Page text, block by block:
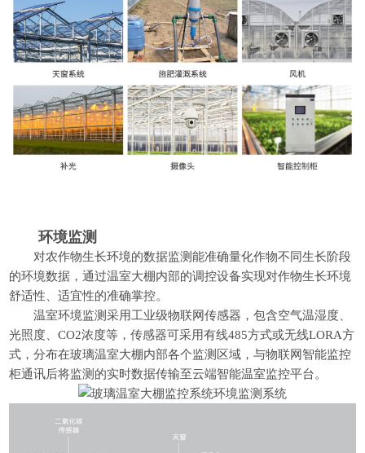
环境监测
对农作物生长环境的数据监测能准确量化作物不同生长阶段
的环境数据，通过温室大棚内部的调控设备实现对作物生长环境
舒适性、适宜性的准确掌控。
温室环境监测采用工业级物联网传感器，包含空气温湿度、
光照度、CO2浓度等，传感器可采用有线485方式或无线LORA方
式，分布在玻璃温室大棚内部各个监测区域，与物联网智能监控
柜通讯后将监测的实时数据传输至云端智能温室监控平台。